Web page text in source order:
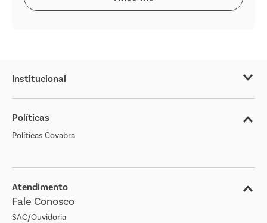
Institucional
Sobre o Covabra
Nossas Lojas
Cliente Bem Estar
Jornal de Ofertas
Transparência Salarial
Políticas
Políticas Covabra
Atendimento
Fale Conosco
SAC/Ouvidoria